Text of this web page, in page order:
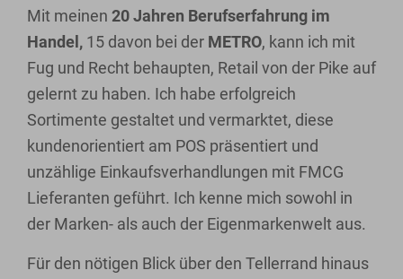
Mit meinen 20 Jahren Berufserfahrung im
Handel, 15 davon bei der METRO, kann ich mit
Fug und Recht behaupten, Retail von der Pike auf
gelernt zu haben. Ich habe erfolgreich
Sortimente gestaltet und vermarktet, diese
kundenorientiert am POS präsentiert und
unzählige Einkaufsverhandlungen mit FMCG
Lieferanten geführt. Ich kenne mich sowohl in
der Marken- als auch der Eigenmarkenwelt aus.
Für den nötigen Blick über den Tellerrand hinaus